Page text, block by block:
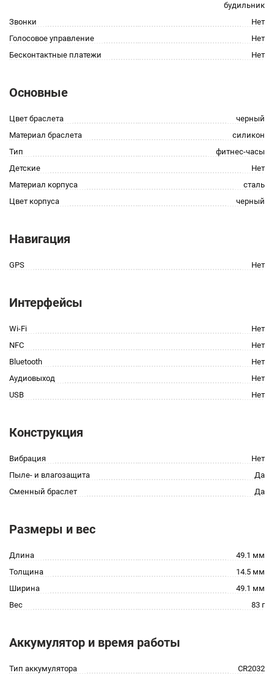
будильник
Звонки
Нет
Голосовое управление
Нет
Бесконтактные платежи
Нет
Основные
Цвет браслета
черный
Материал браслета
силикон
Тип
фитнес-часы
Детские
Нет
Материал корпуса
сталь
Цвет корпуса
черный
Навигация
GPS Нет
Интерфейсы
Wi-Fi
Нет
NFC
Нет
Bluetooth
Нет
Аудиовыход
Нет
USB
Нет
Конструкция
Вибрация
Нет
Пыле- и влагозащита
Да
Сменный браслет
Да
Размеры и вес
Длина
49.1 мм
Толщина
14.5 мм
Ширина
49.1 мм
Вес
83 г
Аккумулятор и время работы
Тип аккумулятора CR2032